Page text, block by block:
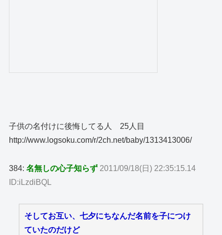
子供の名付けに後悔してる人 25人目
http://www.logsoku.com/r/2ch.net/baby/1313413006/
384:名無しの心子知らず 2011/09/18(日) 22:35:15.14
ID:iLzdiBQL
そしてお互い、七夕にちなんだ名前を子につけ
ていたのだけど